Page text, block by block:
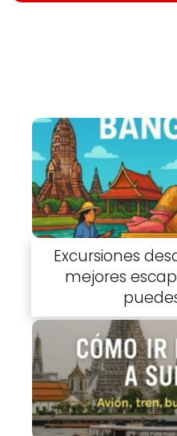
Excursiones
mejores